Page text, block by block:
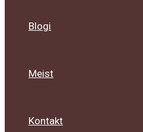
Blogi
Meist
Kontakt